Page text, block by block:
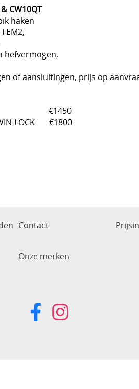
CW10QT
haken
hefvermogen,
of aansluitingen, prijs op
€1450
LOCK €1800
Contact
Onze merken